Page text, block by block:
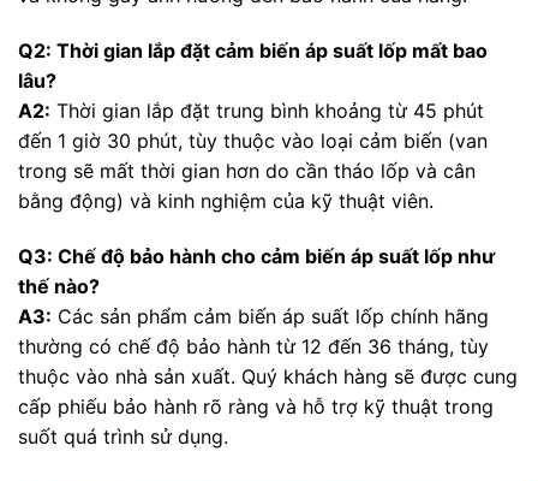
Q2: Thời gian lắp đặt cảm biến áp suất lốp mất bao
lâu?
A2: Thời gian lắp đặt trung bình khoảng từ 45 phút
đến 1 giờ 30 phút, tùy thuộc vào loại cảm biến (van
trong sẽ mất thời gian hơn do cần tháo lốp và cân
bằng động) và kinh nghiệm của kỹ thuật viên.
Q3: Chế độ bảo hành cho cảm biến áp suất lốp như
thế nào?
A3: Các sản phẩm cảm biến áp suất lốp chính hãng
thường có chế độ bảo hành từ 12 đến 36 tháng, tùy
thuộc vào nhà sản xuất. Quý khách hàng sẽ được cung
cấp phiếu bảo hành rõ ràng và hỗ trợ kỹ thuật trong
suốt quá trình sử dụng.